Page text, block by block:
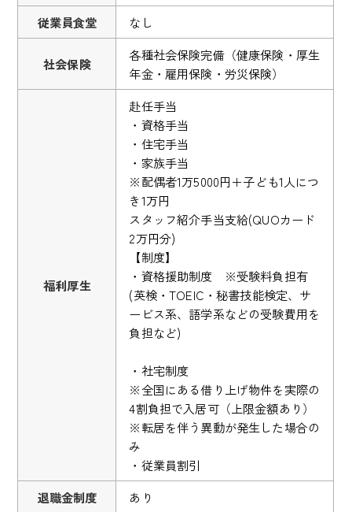
従業員食堂
なし
社会保険
各種社会保険完備（健康保険・厚生
年金・雇用保険・労災保険）
福利厚生
赴任手当
・資格手当
・住宅手当
・家族手当
※配偶者1万5000円＋子ども1人につ
き1万円
スタッフ紹介手当支給(QUOカード
2万円分)
【制度】
・資格援助制度 ※受験料負担有
(英検・TOEIC・秘書技能検定、サ
ービス系、語学系などの受験費用を
負担など)
・社宅制度
※全国にある借り上げ物件を実際の
4割負担で入居可（上限金額あり）
※転居を伴う異動が発生した場合の
み
・従業員割引
退職金制度
あり